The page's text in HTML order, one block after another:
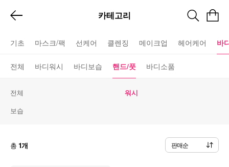
카테고리
기초 마스크/팩 선케어 클렌징 메이크업 헤어케어 바
전체 바디워시 바디보습 핸드/풋 바디소품
전체
워시
보습
총 1개 판매순